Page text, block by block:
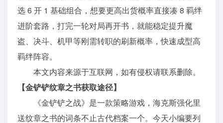
选 6 开 1 基础组合，想要更高出货概率直接凑 8 羁绊
进阶套路，打完一轮对局再开书，就能稳定提升魔
盗、决斗、机甲等刚需转职的刷新概率，快速成型高
羁绊阵容。
本文内容来源于互联网，如有侵权请联系删除。
【金铲铲纹章之书获取途径】
《金铲铲之战》是一款策略游戏，海克斯强化里
送纹章之书的词条不止古代档案一个。今天小编要列